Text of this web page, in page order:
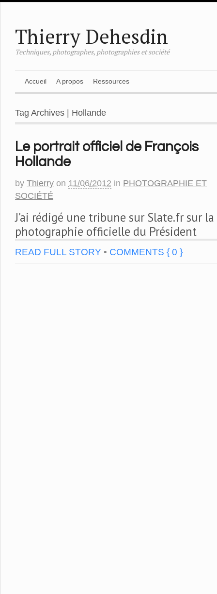
Thierry Dehesdin
Techniques, photographes, photographies et société
Accueil A propos Ressources
Tag Archives | Hollande
Le portrait officiel de François
Hollande
by Thierry on 11/06/2012 in PHOTOGRAPHIE ET
SOCIÉTÉ
J'ai rédigé une tribune sur Slate.fr sur la
photographie officielle du Président
READ FULL STORY • COMMENTS { 0 }